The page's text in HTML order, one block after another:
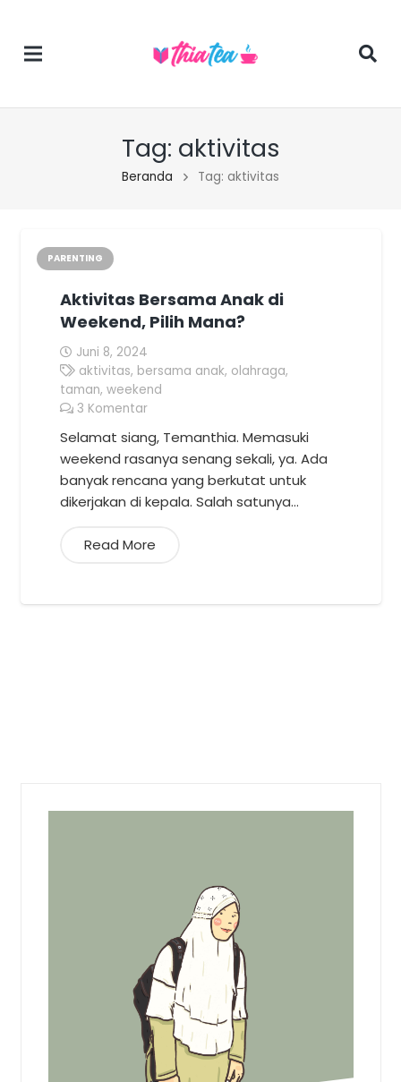
Tag: aktivitas
Beranda Tag: aktivitas
PARENTING
Aktivitas Bersama Anak di
Weekend, Pilih Mana?
Juni 8, 2024
aktivitas, bersama anak, olahraga,
taman, weekend
3 Komentar
Selamat siang, Temanthia. Memasuki
weekend rasanya senang sekali, ya. Ada
banyak rencana yang berkutat untuk
dikerjakan di kepala. Salah satunya…
Read More